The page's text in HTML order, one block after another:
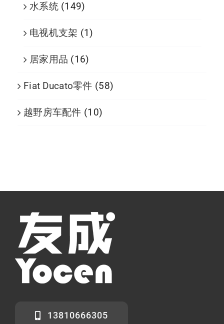
水系统 (149)
电视机支架 (1)
居家用品 (16)
Fiat Ducato零件 (58)
越野房车配件 (10)
13810666305